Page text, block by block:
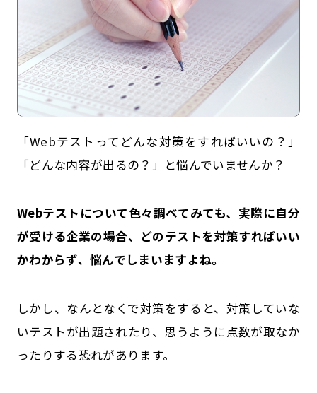
インタツアー活用法
LINE登録
サイトマップ
お問い合わせ
プライバシーポリシー
公式SNSはこちら
「Webテストってどんな対策をすればいいの？」
「どんな内容が出るの？」と悩んでいませんか？
Webテストについて色々調べてみても、実際に自分
が受ける企業の場合、どのテストを対策すればいい
かわからず、悩んでしまいますよね。
しかし、なんとなくで対策をすると、対策していな
いテストが出題されたり、思うように点数が取なか
ったりする恐れがあります。